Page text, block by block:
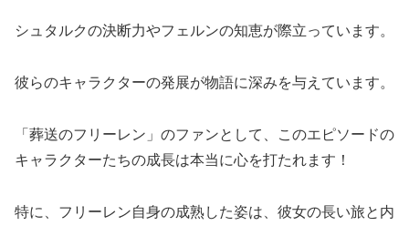
シュタルクの決断力やフェルンの知恵が際立っています。
彼らのキャラクターの発展が物語に深みを与えています。
「葬送のフリーレン」のファンとして、このエピソードの
キャラクターたちの成長は本当に心を打たれます！
特に、フリーレン自身の成熟した姿は、彼女の長い旅と内